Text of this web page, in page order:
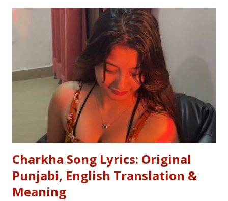
Stop Saying "My Buffalo is Dancing"! Learn the correct
English equivalents for famous Hindi idioms before your
next exam. In 2010, the internet struggled to find the
meaning of "Sau sonaar ki, ek lohaar ki." We are here to
settle that debate once and for all. Whether you are a
student eyeing the lucrative RBI Rajbhasha Adhikari Salary
& Job Profile , a scholar researching Vidyapati...
Charkha Song Lyrics: Original
Punjabi, English Translation &
Meaning